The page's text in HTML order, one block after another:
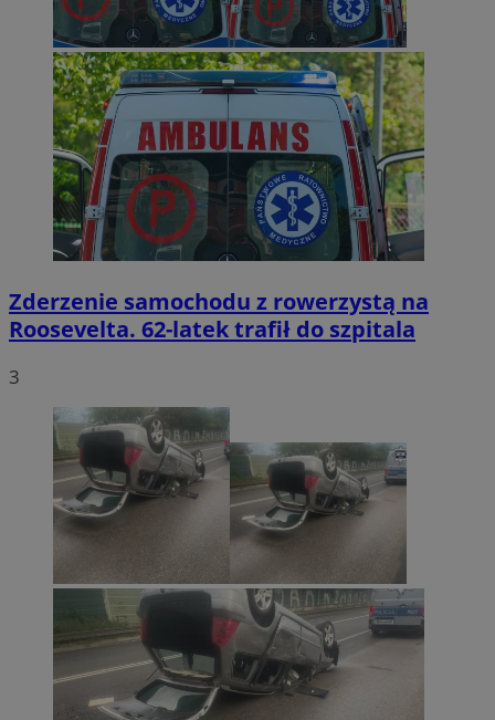
Zderzenie samochodu z rowerzystą na
Roosevelta. 62-latek trafił do szpitala
3